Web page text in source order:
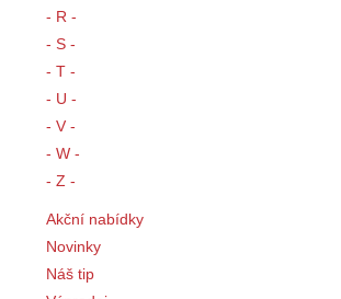
- R -
- S -
- T -
- U -
- V -
- W -
- Z -
Akční nabídky
Novinky
Náš tip